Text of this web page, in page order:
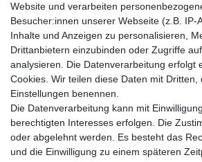
Vorkasse
PayPal
Sofortüberweisung
Kreditkarte
AmazonPay
Bar bei Abholung
Website und verarbeiten
Besucher:innen unserer Webseite (z.B. IP-
Inhalte und Anzeigen zu personalisieren,
Drittanbietern einzubinden oder Zugriffe
analysieren. Die Datenverarbeitung erfolgt
Cookies. Wir teilen diese Daten mit Dritten,
Einstellungen benennen.
Die Datenverarbeitung kann mit
berechtigten Interesses erfolgen. Die
oder abgelehnt werden. Es besteht das
und die Einwilligung zu einem späteren